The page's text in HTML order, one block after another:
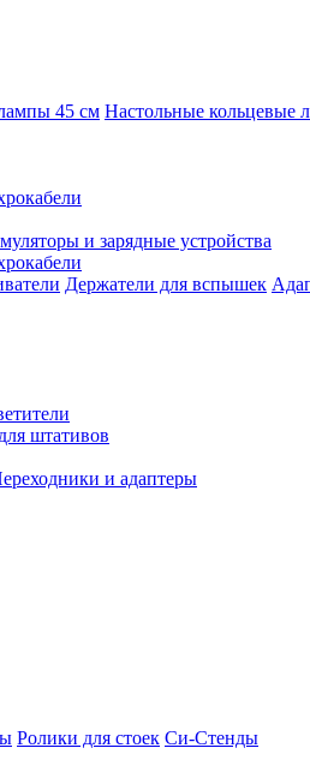
45 см Настольные кольцевые
и зарядные устройства
Держатели для вспышек
штативов
и адаптеры
Ролики для стоек Си-Стенды